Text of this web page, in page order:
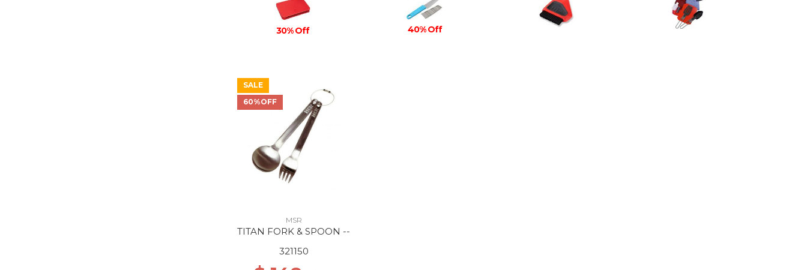
30% Off 40% Off
SALE
60%OFF
MSR
TITAN FORK & SPOON --
321150